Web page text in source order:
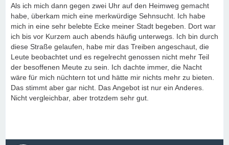
Als ich mich dann gegen zwei Uhr auf den Heimweg gemacht
habe, überkam mich eine merkwürdige Sehnsucht. Ich habe
mich in eine sehr belebte Ecke meiner Stadt begeben. Dort war
ich bis vor Kurzem auch abends häufig unterwegs. Ich bin durch
diese Straße gelaufen, habe mir das Treiben angeschaut, die
Leute beobachtet und es regelrecht genossen nicht mehr Teil
der besoffenen Meute zu sein. Ich dachte immer, die Nacht
wäre für mich nüchtern tot und hätte mir nichts mehr zu bieten.
Das stimmt aber gar nicht. Das Angebot ist nur ein Anderes.
Nicht vergleichbar, aber trotzdem sehr gut.